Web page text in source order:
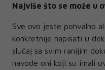
Najviše što se može u
Sve ovo jeste pohvalno
konkretnije napisati u
slučaj sa svim ranijim
navode oni koji su imali